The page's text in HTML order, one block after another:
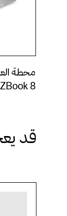
ZBook 8 مقاس 14 بوصة
قد